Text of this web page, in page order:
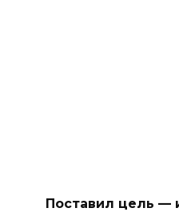
Поставил цель —